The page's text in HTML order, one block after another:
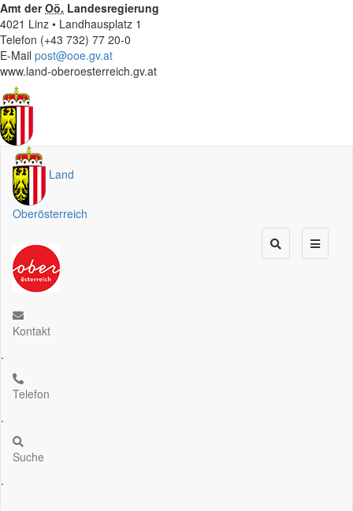
Amt derOö. Landesregierung
4021 Linz • Landhausplatz 1
Telefon (+43 732) 77 20-0
E-Mail post@ooe.gv.at
www.land-oberoesterreich.gv.at
Land
Oberösterreich
Kontakt
.
Telefon
.
Suche
.